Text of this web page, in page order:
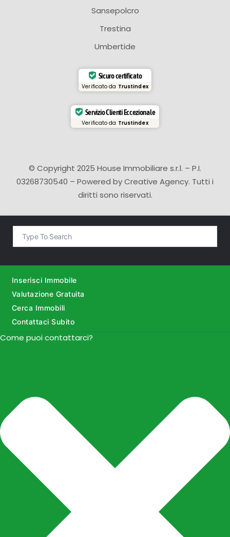
Sansepolcro
Trestina
Umbertide
Sicuro certificato
Verificato da Trustindex
Servizio Clienti Eccezionale
Verificato da Trustindex
© Copyright 2025 House Immobiliare s.r.l. – P.I.
03268730540 – Powered byCreative Agency. Tutti i
diritti sono riservati.
Inserisci Immobile
Valutazione Gratuita
Cerca Immobili
Contattaci Subito
Come puoi contattarci?